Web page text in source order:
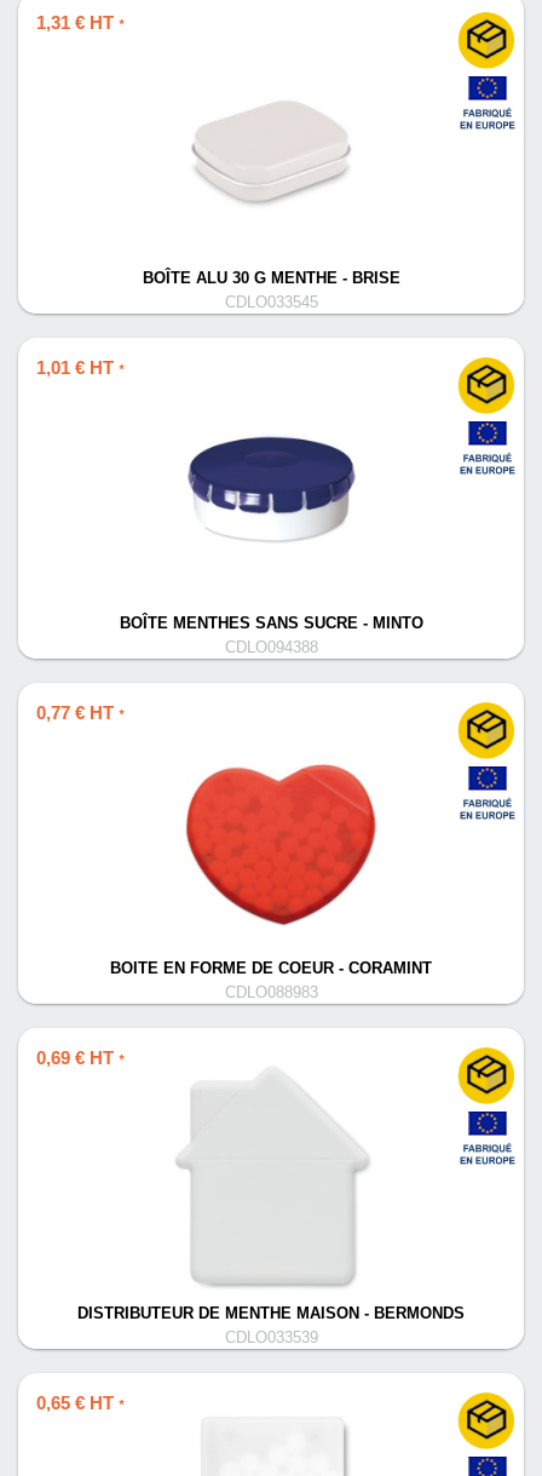
1,31 € HT *
BOÎTE ALU 30 G MENTHE - BRISE
CDLO033545
1,01 € HT *
BOÎTE MENTHES SANS SUCRE - MINTO
CDLO094388
0,77 € HT *
BOITE EN FORME DE COEUR - CORAMINT
CDLO088983
0,69 € HT *
DISTRIBUTEUR DE MENTHE MAISON - BERMONDS
CDLO033539
0,65 € HT *